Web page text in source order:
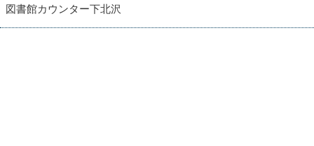
図書館カウンター下北沢